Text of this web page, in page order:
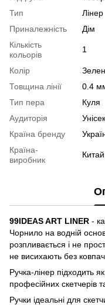
Тип
Лінер
Приналежність
Дім
Кількість
кольорів
1
Колір
Товщина лінії
0.4
Тип пера
Куля
Аудиторія
Країна бренду
Країна-
виробник
Китай
99IDEAS ART LINER -
Чорнило на водній
розпливається і не
не висихають без
Ручка-лінер підходить
професійних скетчерів
Ручки ідеальні для